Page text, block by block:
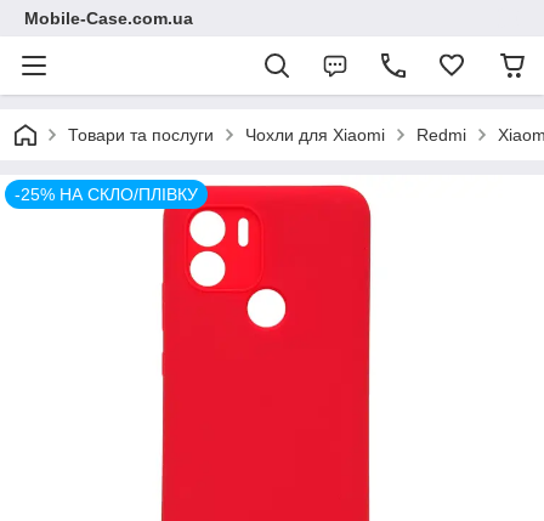
Mobile-Case.com.ua
Товари та послуги Чохли для Xiaomi Redmi
-25% НА СКЛО/ПЛІВКУ